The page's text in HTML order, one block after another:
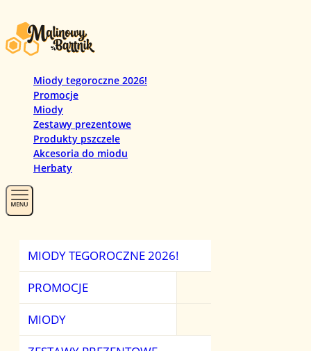
Miody tegoroczne 2026!
Promocje
Miody
Zestawy prezentowe
Produkty pszczele
Akcesoria do miodu
Herbaty
MIODY TEGOROCZNE 2026!
PROMOCJE
MIODY